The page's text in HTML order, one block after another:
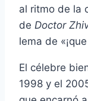
al ritmo de la
de Doctor
lema de
El célebre
1998 y el